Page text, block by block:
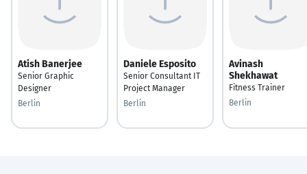
Atish Banerjee
Senior Graphic
Designer
Berlin
Daniele Esposito
Senior Consultant IT
Project Manager
Berlin
Avinash
Shekhawat
Fitness Trainer
Berlin